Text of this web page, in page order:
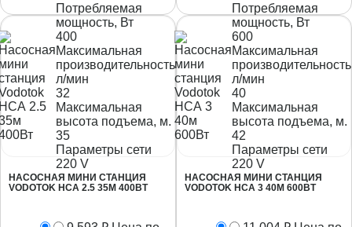
Потребляемая
мощность, Вт
400
Максимальная
производительность,
л/мин
32
Максимальная
высота подъема, м.
35
Параметры сети
220 V
НАСОСНАЯ МИНИ СТАНЦИЯ
VODOTOK НСА 2.5 35М 400ВТ
Потребляемая
мощность, Вт
600
Максимальная
л/мин
40
Максимальная
высота подъема, м.
42
Параметры сети
220 V
НАСОСНАЯ МИНИ СТАНЦИЯ
VODOTOK НСА 3 40М 600ВТ